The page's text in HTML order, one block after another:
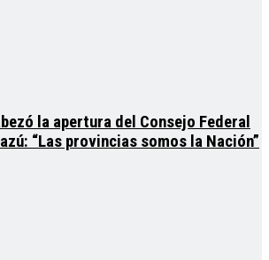
la apertura del Consejo Federal
“Las provincias somos la Nación”